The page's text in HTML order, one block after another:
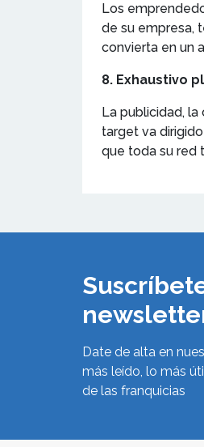
Los
de su empresa,
convierta en un
8. Exhaustivo
La publicidad,
target va
que toda su red
Date de alta en
más leído, lo más
de las franquicias